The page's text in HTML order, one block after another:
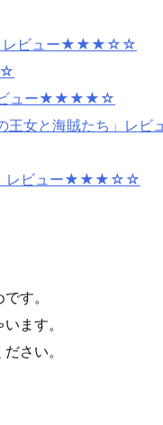
」レビュー★★★☆☆
レビュー★★★★☆
の王女と海賊たち」
」レビュー★★★☆☆
す。
ます。
さい。